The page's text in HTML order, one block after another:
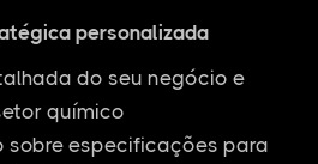
personalizada
do seu negócio e
químico
sobre especificações para